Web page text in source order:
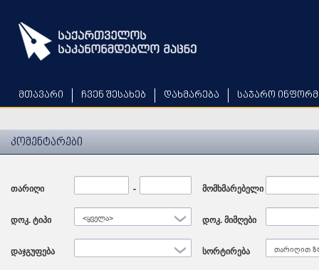
main
content
მთავარი ჩვენ შესახებ დახმარება საჯარო
კომენტარები
თარიღი - მომხმარებელი
დოკ. ტიპი <ყველა> დოკ. მიმღები
დაჯგუფება სორტირება თარიღით